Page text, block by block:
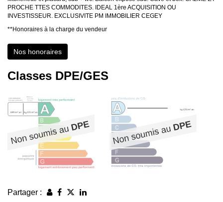
PROCHE TTES COMMODITES. IDEAL 1ère ACQUISITION OU
INVESTISSEUR. EXCLUSIVITE PM IMMOBILIER CEGEY
**Honoraires à la charge du vendeur
Nos honoraires
Classes DPE/GES
Partager :